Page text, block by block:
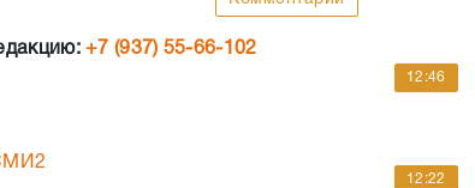
+7 (937) 55-66-102
12:46
12:22